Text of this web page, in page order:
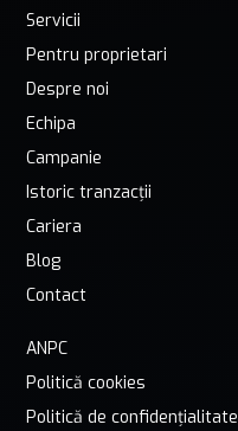
Servicii
Pentru proprietari
Despre noi
Echipa
Campanie
Istoric tranzacții
Cariera
Blog
Contact
ANPC
Politică cookies
Politică de confidențialitate